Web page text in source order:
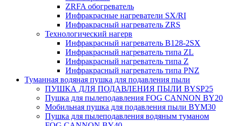
ZRFA обогреватель
Инфракрасные нагреватели SX/RI
Инфракрасный нагреватель ZRS
Технологический нагерв
Инфракрасный нагреватель B128-2SX
Инфракрасный нагреватель типа ZL
Инфракрасный нагреватель типа Z
Инфракрасный нагреватель типа PNZ
Туманная водяная пушка для подавления пыли
ПУШКА ДЛЯ ПОДАВЛЕНИЯ ПЫЛИ BYSP25
Пушка для пылеподавления FOG CANNON BY20
Мобильная пушка для подавления пыли BYM30
Пушка для пылеподавления водяным туманом